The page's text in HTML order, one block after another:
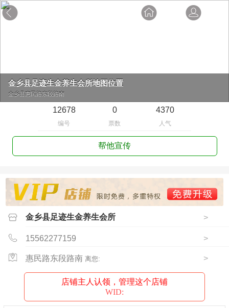
金乡县足迹生金养生会所地图位置
金乡县惠民路东段路南
12678 0 4370
编号 票数 人气
帮他宣传
金乡县足迹生金养生会所 >
15562277159 >
惠民路东段路南 离您: >
店铺主人认领，管理这个店铺
WID: